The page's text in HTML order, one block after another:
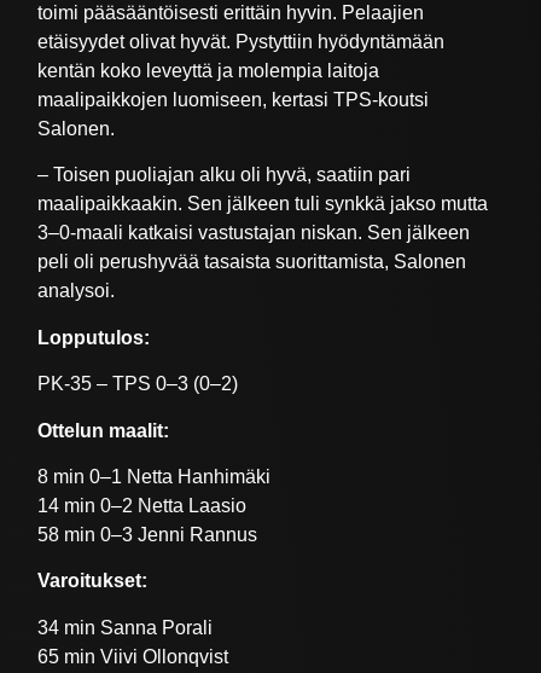
toimi pääsääntöisesti erittäin hyvin. Pelaajien
etäisyydet olivat hyvät. Pystyttiin hyödyntämään
kentän koko leveyttä ja molempia laitoja
maalipaikkojen luomiseen, kertasi TPS-koutsi
Salonen.
– Toisen puoliajan alku oli hyvä, saatiin pari
maalipaikkaakin. Sen jälkeen tuli synkkä jakso mutta
3–0-maali katkaisi vastustajan niskan. Sen jälkeen
peli oli perushyvää tasaista suorittamista, Salonen
analysoi.
Lopputulos:
PK-35 – TPS 0–3 (0–2)
Ottelun maalit:
8 min 0–1 Netta Hanhimäki
14 min 0–2 Netta Laasio
58 min 0–3 Jenni Rannus
Varoitukset:
34 min Sanna Porali
65 min Viivi Ollonqvist